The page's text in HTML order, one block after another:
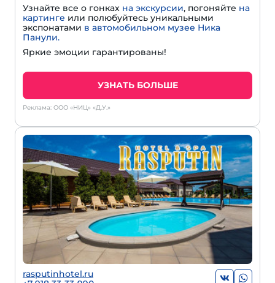
Узнайте все о гонках на экскурсии, погоняйте на
картинге или полюбуйтесь уникальными
экспонатами в автомобильном музее Ника
Панули.
Яркие эмоции гарантированы!
УЗНАТЬ БОЛЬШЕ
Реклама: ООО «НИЦ» «Д.У.»
rasputinhotel.ru